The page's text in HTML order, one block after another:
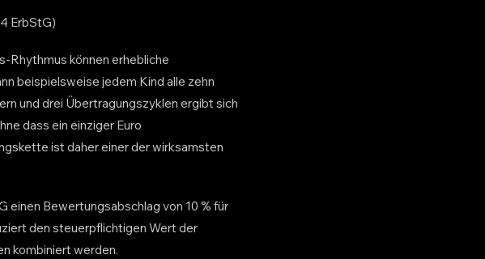
ErbStG)
Rhythmus können erhebliche
beispielsweise jedem Kind alle zehn
und drei Übertragungszyklen ergibt sich
dass ein einziger Euro
ist daher einer der wirksamsten
einen Bewertungsabschlag von 10 % für
den steuerpflichtigen Wert der
kombiniert werden.